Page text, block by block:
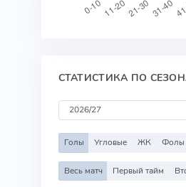
СТАТИСТИКА ПО
Голы Угловые ЖК Фолы
Весь матч Первый тайм